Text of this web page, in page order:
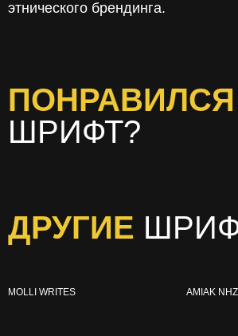
этнического брендинга.
ПОНРАВИЛСЯ
ШРИФТ?
ДРУГИЕ
MOLLI WRITES AMIAK